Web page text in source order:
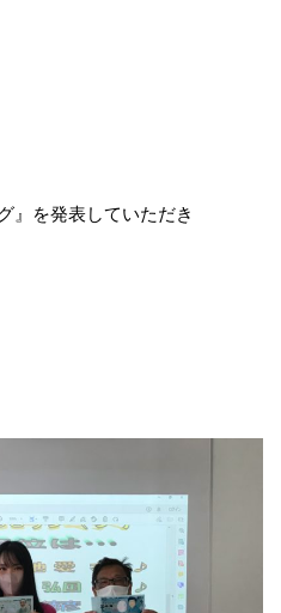
』を発表していただき